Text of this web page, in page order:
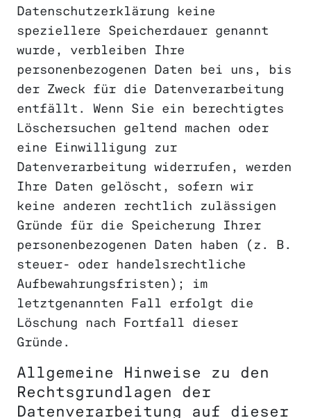
Datenschutzerklärung keine
speziellere Speicherdauer genannt
wurde, verbleiben Ihre
personenbezogenen Daten bei uns, bis
der Zweck für die Datenverarbeitung
entfällt. Wenn Sie ein berechtigtes
Löschersuchen geltend machen oder
eine Einwilligung zur
Datenverarbeitung widerrufen, werden
Ihre Daten gelöscht, sofern wir
keine anderen rechtlich zulässigen
Gründe für die Speicherung Ihrer
personenbezogenen Daten haben (z. B.
steuer- oder handelsrechtliche
Aufbewahrungsfristen); im
letztgenannten Fall erfolgt die
Löschung nach Fortfall dieser
Gründe.
Allgemeine Hinweise zu den
Rechtsgrundlagen der
Datenverarbeitung auf dieser